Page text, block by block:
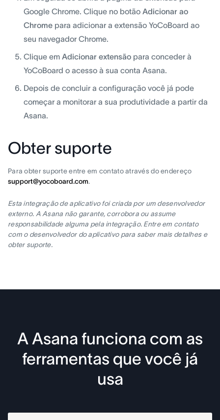
Google Chrome. Clique no botão Adicionar ao
Chrome para adicionar a extensão YoCoBoard ao
seu navegador Chrome.
Clique em Adicionar extensão para conceder à
YoCoBoard o acesso à sua conta Asana.
Depois de concluir a configuração você já pode
começar a monitorar a sua produtividade a partir da
Asana.
Obter suporte
Para obter suporte entre em contato através do endereço
support@yocoboard.com.
Esta integração de aplicativo foi criada por um desenvolvedor
externo. A Asana não garante, corrobora ou assume
responsabilidade alguma pela integração. Entre em contato
com o desenvolvedor do aplicativo para saber mais detalhes e
obter suporte.
A Asana funciona com as
ferramentas que você já
usa